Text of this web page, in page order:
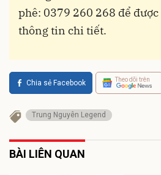
phê: 0379 260 268 để
thông tin chi tiết.
Chia sẻ Facebook Theo dõi trên
Trung Nguyên Legend
BÀI LIÊN QUAN